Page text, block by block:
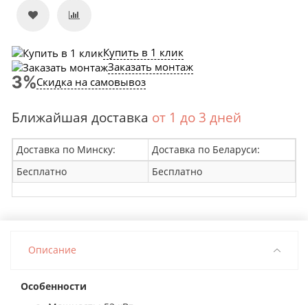
Купить в 1 клик
Заказать монтаж
Скидка на самовывоз
Ближайшая доставка от 1 до 3 дней
Доставка по Минску:
Доставка по Беларуси:
Бесплатно
Бесплатно
Описание
Особенности